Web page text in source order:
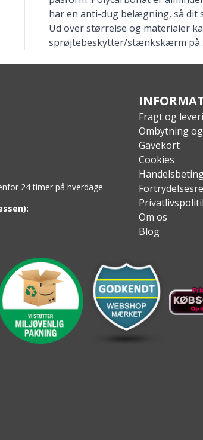
har en anti-dug belægning, så dit
Ud over størrelse og materialer
sprøjtebeskytter/stænkskærm på
24 timer på hverdage.
Fragt og
Ombytning
Gavekort
Cookies
Om os
Blog